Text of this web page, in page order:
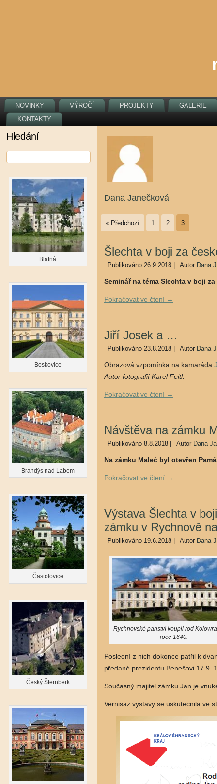
NOVINKY VÝROČÍ PROJEKTY
GALERIE
KONTAKTY
Hledání
Blatná
Boskovice
Brandýs nad Labem
Častolovice
Český Šternberk
Dana Janečková
« Předchozí 1 2 3
Šlechta v boji za
Publikováno 26.9.2018 Autor Dana
Seminář na téma Šlechta v boji
Pokračovat ve čtení →
Jiří Josek a …
Publikováno 23.8.2018 Autor Dana
Obrazová vzpomínka na kamaráda
Autor fotografií Karel Feitl.
Pokračovat ve čtení →
Návštěva na zámku
Publikováno 8.8.2018 Autor Dana
Na zámku Maleč byl otevřen
Pokračovat ve čtení →
Výstava Šlechta v
zámku v Rychnově
Publikováno 19.6.2018 Autor Dana
Rychnovské panství koupil rod
roce 1640.
Poslední z nich dokonce patřil k
předané prezidentu Benešovi 17.9.
Současný majitel zámku Jan je
Vernisáž výstavy se uskutečnila ve